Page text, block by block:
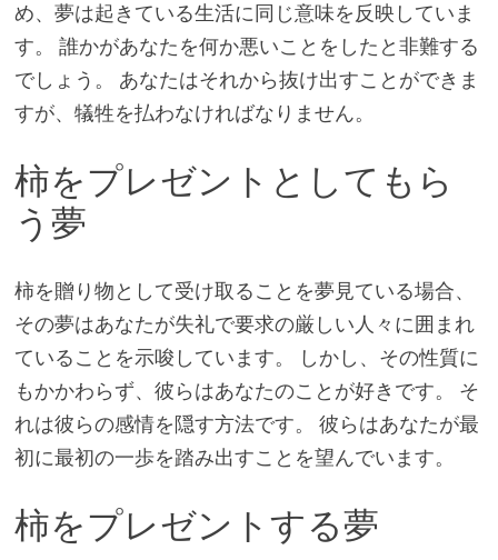
め、夢は起きている生活に同じ意味を反映していま
す。 誰かがあなたを何か悪いことをしたと非難する
でしょう。 あなたはそれから抜け出すことができま
すが、犠牲を払わなければなりません。
柿をプレゼントとしてもら
う夢
柿を贈り物として受け取ることを夢見ている場合、
その夢はあなたが失礼で要求の厳しい人々に囲まれ
ていることを示唆しています。 しかし、その性質に
もかかわらず、彼らはあなたのことが好きです。 そ
れは彼らの感情を隠す方法です。 彼らはあなたが最
初に最初の一歩を踏み出すことを望んでいます。
柿をプレゼントする夢